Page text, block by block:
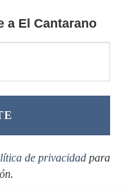
a El Cantarano
de privacidad para